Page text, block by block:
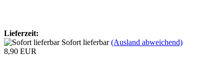
Lieferzeit:
Sofort lieferbar(Ausland abweichend)
8,90 EUR